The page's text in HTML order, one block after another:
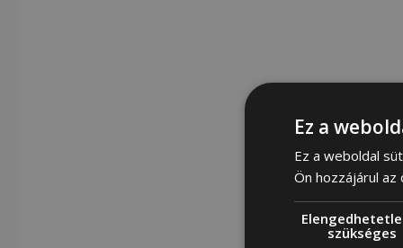
Ez a
Ez a weboldal
Ön hozzájárul az
szükséges